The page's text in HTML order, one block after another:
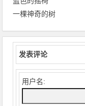
一棵神奇的树
发表评论
用户名: